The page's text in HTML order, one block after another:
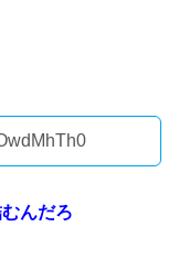
んだろ